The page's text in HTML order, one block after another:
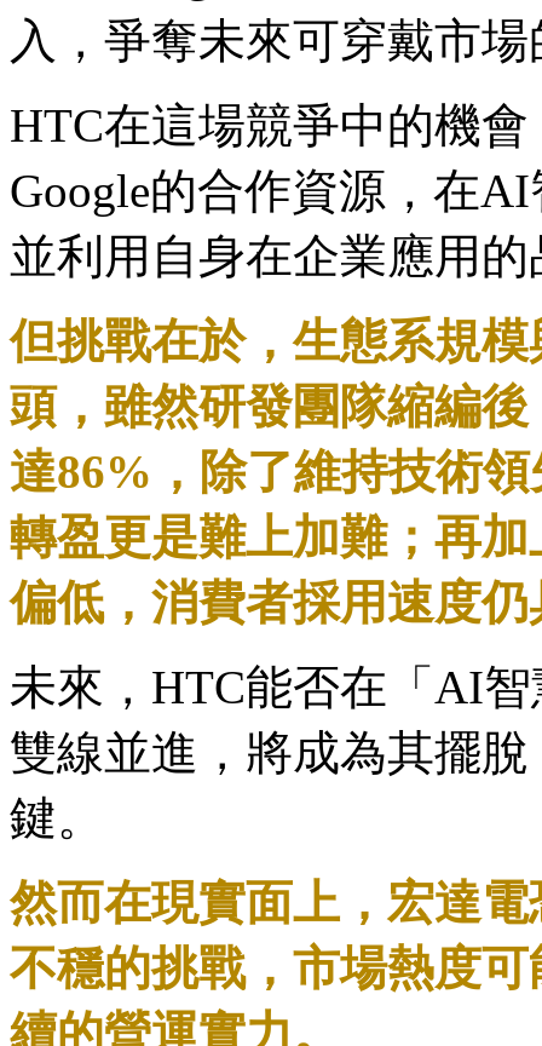
入，爭奪未來可穿戴市
HTC在這場競爭中的機
Google的合作資源，在
並利用自身在企業應用
但挑戰在於，生態系規
頭，雖然研發團隊縮編
達86%，除了維持技術
轉盈更是難上加難；再
偏低，消費者採用速度
未來，HTC能否在「AI
雙線並進，將成為其擺
鍵。
然而在現實面上，宏達
不穩的挑戰，市場熱度
續的營運實力。